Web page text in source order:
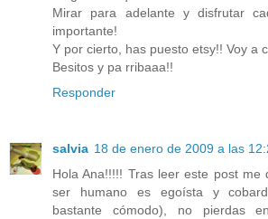
Mirar para adelante y disfrutar
importante!
Y por cierto, has puesto etsy!! Voy a
Besitos y pa rribaaa!!
Responder
salvia 18 de enero de 2009 a las
Hola Ana!!!!! Tras leer este post me
ser humano es egoísta y
bastante cómodo), no pierdas